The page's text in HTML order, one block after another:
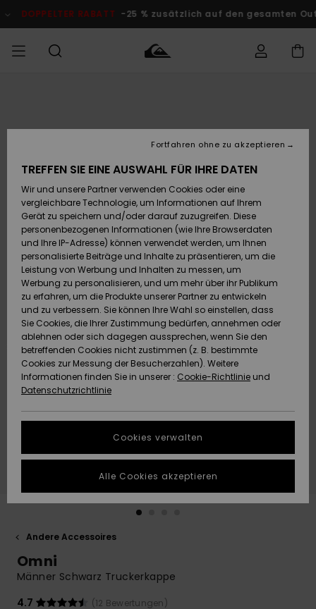
Produktinformation
DOPPELTER RABATT -25 % zusätzlich auf den gesamten
Accessoires
Schuhe&
Flip-Flops
Surf
Snow
Brandneu
Highlights
Accessoires
Schuhe&
Flip-Flops
Surf
Snow
Brandneu
Highlights
FRAUEN
Brandneu
Highlights
Snow
SURF
Kinder
Highlights
Community
SNOW
Snow Shop
Kinder
Snow Shop
Damen
Highlights
Community
DOPPELTER
RABATT
KINDER
Outlet
Frauen
HILFE & KONTAKT
Retouren
Bezahlung
Geschenkkarte
Quiksilver
Freedom
Datenschutz
Starten Sie eine
um die
schnellste
Antwort auf Ihre
erhalten.
Finden Sie
Antworten auf
die häufigsten
NACHHALTIGKEIT
SHOPS
QUIKSILVER APP
WUNSCHLISTE
Andere Accessoires
Omni
Männer Schwarz Truckerkappe
4.7
(12 Bewertungen)
TREFFEN SIE EINE AUSWAHL FÜR IHRE DATEN
Wir und unsere Partner verwenden Cookies oder eine
vergleichbare Technologie, um Informationen auf Ihrem
Gerät zu speichern und/oder darauf zuzugreifen. Diese
personenbezogenen Informationen (wie Ihre Browserdaten
und Ihre IP-Adresse) können verwendet werden, um Ihnen
personalisierte Beiträge und Inhalte zu präsentieren, um die
Leistung von Werbung und Inhalten zu messen, um
Werbung zu personalisieren, und um mehr über ihr Publikum
zu erfahren, um die Produkte unserer Partner zu entwickeln
und zu verbessern. Sie können Ihre Wahl so einstellen, dass
Sie Cookies, die Ihrer Zustimmung bedürfen, annehmen oder
ablehnen oder sich dagegen aussprechen, wenn Sie den
betreffenden Cookies nicht zustimmen (z. B. bestimmte
Cookies zur Messung der Besucherzahlen). Weitere
Informationen finden Sie in unserer : Cookie-Richtlinie und
Datenschutzrichtlinie
Cookies verwalten
Fortfahren ohne zu akzeptieren
Alle Cookies akzeptieren